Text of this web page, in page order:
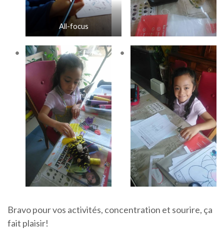
All-focus
Bravo pour vos activités, concentration et sourire, ça
fait plaisir!